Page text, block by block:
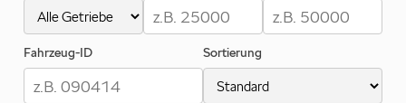
Fahrzeug-ID Sortierung